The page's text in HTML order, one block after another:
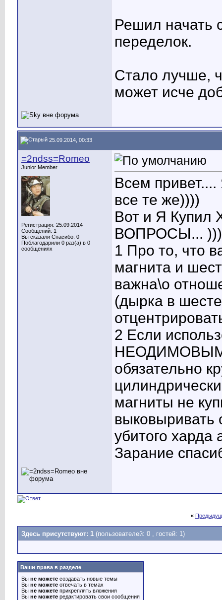
Решил начать
переделок.
Стало лучше,
может исче
25.09.2014, 00:33
=2ndss=Romeo
Junior Member
Регистрация: 25.09.2014
Сообщений: 1
Вы сказали Спасибо: 0
Поблагодарили 0 раз(а) в 0
сообщениях
Всем
все те же))))
Вот и Я Купил
ВОПРОСЫ...
1 Про то, что
магнита и
важна\о
(дырка в
2 Если
обязательно
магниты не
выковыривать
убитого харда
Зарание
«
Здесь присутствуют: 1 (пользователей: 0 , гостей: 1)
Ваши права в разделе
Вы не можете создавать новые темы
Вы не можете отвечать в темах
Вы не можете прикреплять вложения
Вы не можете редактировать свои сообщения